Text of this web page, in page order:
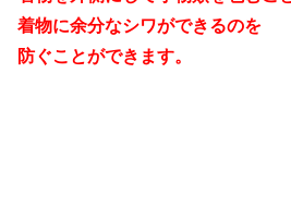
着物に余分なシワができるのを
防ぐことができます。